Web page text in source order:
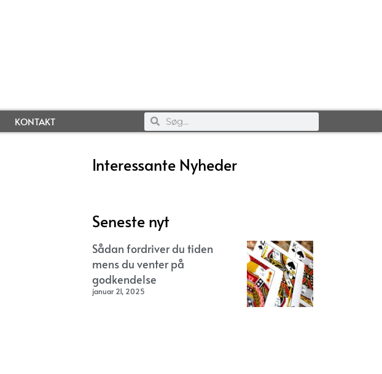
KONTAKT
Interessante Nyheder
Seneste nyt
Sådan fordriver du tiden
mens du venter på
godkendelse
januar 21, 2025